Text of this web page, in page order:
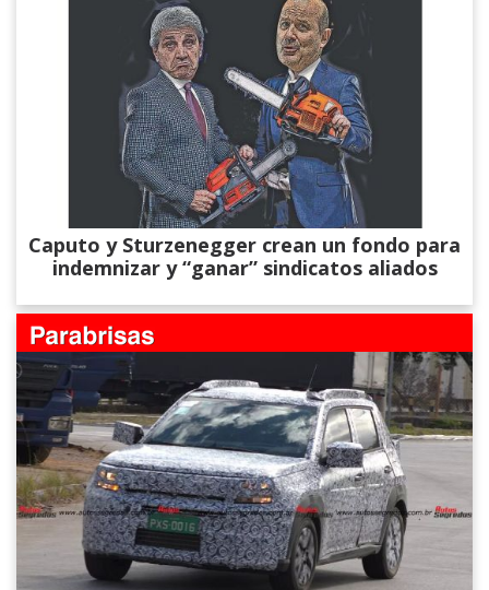
Caputo y Sturzenegger crean un fondo para
indemnizar y “ganar” sindicatos aliados